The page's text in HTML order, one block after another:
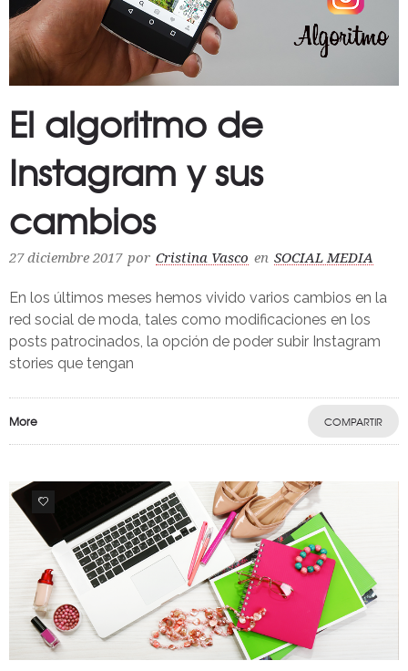
El algoritmo de
Instagram y sus
cambios
27 diciembre 2017 por Cristina Vasco en SOCIAL MEDIA
En los últimos meses hemos vivido varios cambios en la
red social de moda, tales como modificaciones en los
posts patrocinados, la opción de poder subir Instagram
stories que tengan
More COMPARTIR
0